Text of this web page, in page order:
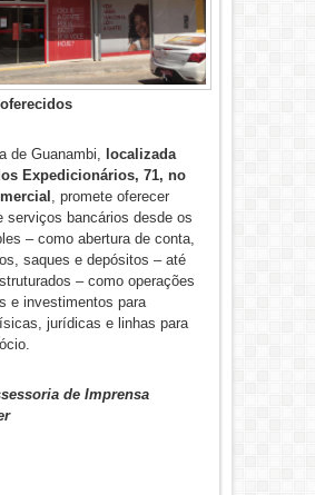
de Guanambi, localizada
Expedicionários, 71, no
, promete oferecer
serviços bancários desde os
– como abertura de conta,
saques e depósitos – até
– como operações
e investimentos para
jurídicas e linhas para
de Imprensa